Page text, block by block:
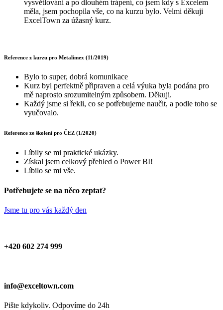
vysvětlování a po dlouhém trápení, co jsem kdy s Excelem
měla, jsem pochopila vše, co na kurzu bylo. Velmi děkuji
ExcelTown za úžasný kurz.
Reference z kurzu pro Metalimex (11/2019)
Bylo to super, dobrá komunikace
Kurz byl perfektně připraven a celá výuka byla podána pro
mě naprosto srozumitelným způsobem. Děkuji.
Každý jsme si řekli, co se potřebujeme naučit, a podle toho se
vyučovalo.
Reference ze školení pro ČEZ (1/2020)
Líbily se mi praktické ukázky.
Získal jsem celkový přehled o Power BI!
Líbilo se mi vše.
Potřebujete se na něco zeptat?
Jsme tu pro vás každý den
+420 602 274 999
info@exceltown.com
Pište kdykoliv. Odpovíme do 24h